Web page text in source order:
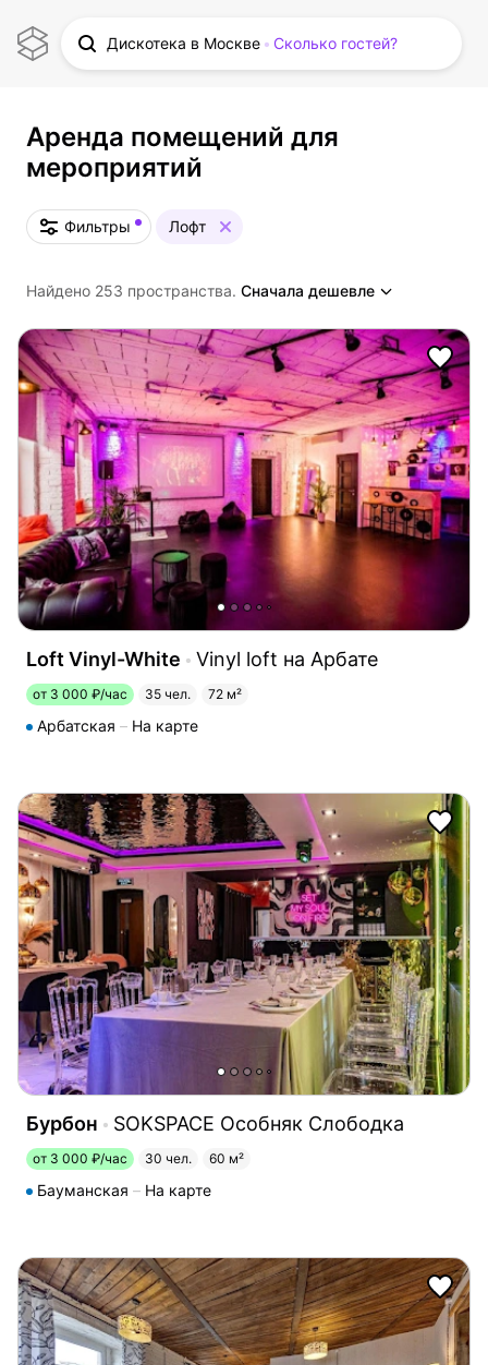
Дискотека в Москве Сколько гостей?
Аренда помещений для
мероприятий
Фильтры Лофт
Найдено 253 пространства. Сначала дешевле
Loft Vinyl-White Vinyl loft на Арбате
от 3 000 ₽/час 35 чел. 72 м²
Арбатская На карте
Бурбон SOKSPACE Особняк Слободка
от 3 000 ₽/час 30 чел. 60 м²
Бауманская На карте